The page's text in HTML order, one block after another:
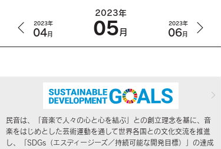
2023年
04月
2023年
05月
2023年
06月
民音は、「音楽で人々の心と心を結ぶ」との創立理念を基に、音
楽をはじめとした芸術運動を通して世界各国との文化交流を推進
し、「SDGs（エスディージーズ／持続可能な開発目標）」の達成